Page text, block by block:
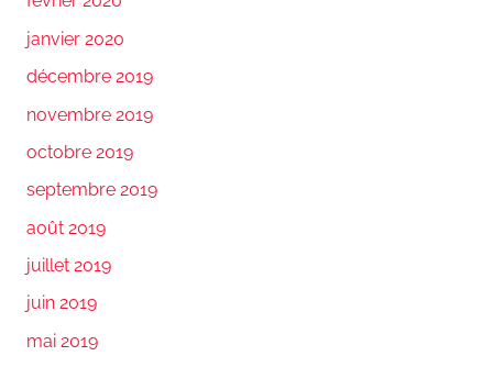
janvier 2020
décembre 2019
novembre 2019
octobre 2019
septembre 2019
août 2019
juillet 2019
juin 2019
mai 2019